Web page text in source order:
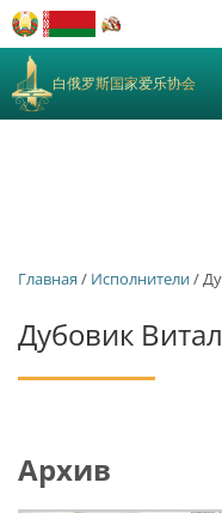
白俄罗斯国家爱乐协会
Главная / Исполнители/
Дубовик
Архив